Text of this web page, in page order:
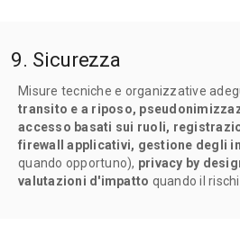
9. Sicurezza
Misure tecniche e organizzative
transito e a riposo,
accesso basati sui ruoli,
firewall applicativi, gestione degli
quando opportuno), privacy by
valutazioni d'impatto quando il